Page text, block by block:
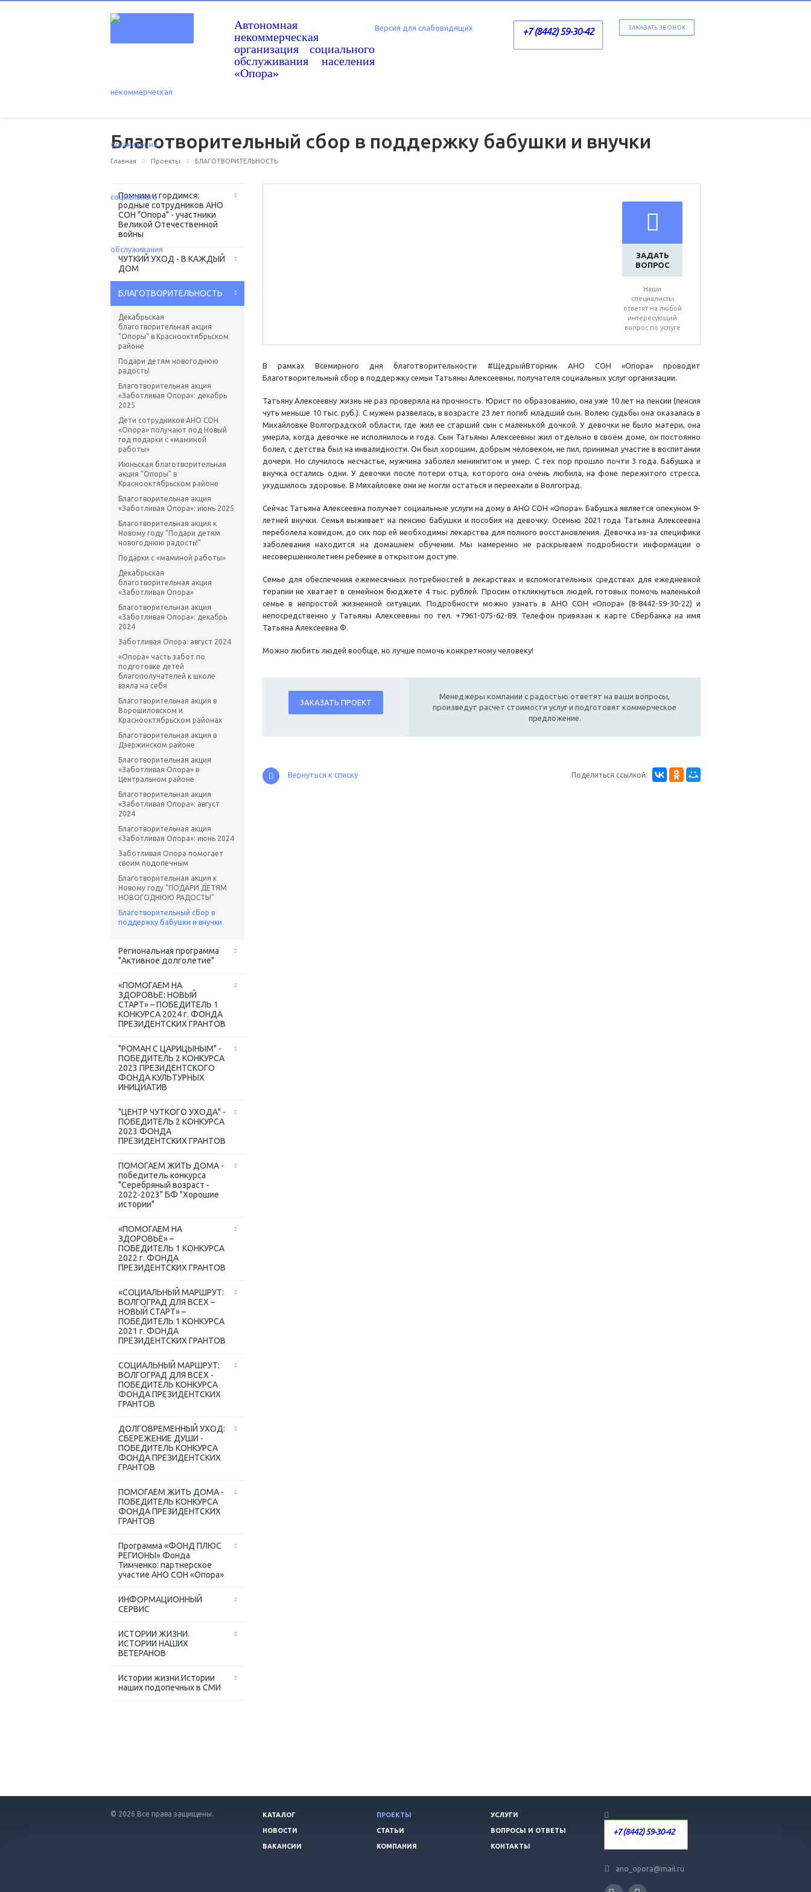
Автономная
некоммерческая
организация социального
обслуживания населения
«Опора»
ЗАКАЗАТЬ ЗВОНОК
+7 (8442) 59-30-42
Версия для слабовидящих
Благотворительный сбор в поддержку бабушки и внучки
Главная Проекты БЛАГОТВОРИТЕЛЬНОСТЬ
Помним и гордимся:
родные сотрудников АНО
СОН "Опора" - участники
Великой Отечественной
войны
ЧУТКИЙ УХОД - В КАЖДЫЙ
ДОМ
БЛАГОТВОРИТЕЛЬНОСТЬ
Декабрьская
благотворительная акция
"Опоры" в Краснооктябрьском
районе
Подари детям новогоднюю
радость!
Благотворительная акция
«Заботливая Опора»: декабрь
2025
Дети сотрудников АНО СОН
«Опора» получают под Новый
год подарки с «маминой
работы»
Июньская благотворительная
акция "Опоры" в
Краснооктябрьском районе
Благотворительная акция
«Заботливая Опора»: июнь 2025
Благотворительная акция к
Новому году "Подари детям
новогоднюю радость!"
Подарки с «маминой работы»
Декабрьская
благотворительная акция
«Заботливая Опора»
Благотворительная акция
«Заботливая Опора»: декабрь
2024
Заботливая Опора: август 2024
«Опора» часть забот по
подготовке детей
благополучателей к школе
взяла на себя
Благотворительная акция в
Ворошиловском и
Краснооктябрьском районах
Благотворительная акция в
Дзержинском районе
Благотворительная акция
«Заботливая Опора» в
Центральном районе
Благотворительная акция
«Заботливая Опора»: август
2024
Благотворительная акция
«Заботливая Опора»: июнь 2024
Заботливая Опора помогает
своим подопечным
Благотворительная акция к
Новому году "ПОДАРИ ДЕТЯМ
НОВОГОДНЮЮ РАДОСТЬ!"
Благотворительный сбор в
поддержку бабушки и внучки
Региональная программа
"Активное долголетие"
«ПОМОГАЕМ НА
ЗДОРОВЬЕ: НОВЫЙ
СТАРТ» – ПОБЕДИТЕЛЬ 1
КОНКУРСА 2024 г. ФОНДА
ПРЕЗИДЕНТСКИХ ГРАНТОВ
"РОМАН С ЦАРИЦЫНЫМ" -
ПОБЕДИТЕЛЬ 2 КОНКУРСА
2023 ПРЕЗИДЕНТСКОГО
ФОНДА КУЛЬТУРНЫХ
ИНИЦИАТИВ
"ЦЕНТР ЧУТКОГО УХОДА" -
ПОБЕДИТЕЛЬ 2 КОНКУРСА
2023 ФОНДА
ПРЕЗИДЕНТСКИХ ГРАНТОВ
ПОМОГАЕМ ЖИТЬ ДОМА -
победитель конкурса
"Серебряный возраст -
2022-2023" БФ "Хорошие
истории"
«ПОМОГАЕМ НА
ЗДОРОВЬЕ» –
ПОБЕДИТЕЛЬ 1 КОНКУРСА
2022 г. ФОНДА
ПРЕЗИДЕНТСКИХ ГРАНТОВ
«СОЦИАЛЬНЫЙ МАРШРУТ:
ВОЛГОГРАД ДЛЯ ВСЕХ –
НОВЫЙ СТАРТ» –
ПОБЕДИТЕЛЬ 1 КОНКУРСА
2021 г. ФОНДА
ПРЕЗИДЕНТСКИХ ГРАНТОВ
СОЦИАЛЬНЫЙ МАРШРУТ:
ВОЛГОГРАД ДЛЯ ВСЕХ -
ПОБЕДИТЕЛЬ КОНКУРСА
ФОНДА ПРЕЗИДЕНТСКИХ
ГРАНТОВ
ДОЛГОВРЕМЕННЫЙ УХОД:
СБЕРЕЖЕНИЕ ДУШИ -
ПОБЕДИТЕЛЬ КОНКУРСА
ФОНДА ПРЕЗИДЕНТСКИХ
ГРАНТОВ
ПОМОГАЕМ ЖИТЬ ДОМА -
ПОБЕДИТЕЛЬ КОНКУРСА
ФОНДА ПРЕЗИДЕНТСКИХ
ГРАНТОВ
Программа «ФОНД ПЛЮС
РЕГИОНЫ» Фонда
Тимченко: партнерское
участие АНО СОН «Опора»
ИНФОРМАЦИОННЫЙ
СЕРВИС
ИСТОРИИ ЖИЗНИ.
ИСТОРИИ НАШИХ
ВЕТЕРАНОВ
Истории жизни.Истории
наших подопечных в СМИ
ЗАДАТЬ
ВОПРОС
Наши
специалисты
ответят на любой
интересующий
вопрос по услуге
В рамках Всемирного дня благотворительности #ЩедрыйВторник АНО СОН «Опора» проводит
Благотворительный сбор в поддержку семьи Татьяны Алексеевны, получателя социальных услуг организации.
Татьяну Алексеевну жизнь не раз проверяла на прочность. Юрист по образованию, она уже 10 лет на пенсии (пенсия
чуть меньше 10 тыс. руб.). С мужем развелась, в возрасте 23 лет погиб младший сын. Волею судьбы она оказалась в
Михайловке Волгоградской области, где жил ее старший сын с маленькой дочкой. У девочки не было матери, она
умерла, когда девочке не исполнилось и года. Сын Татьяны Алексеевны жил отдельно в своём доме, он постоянно
болел, с детства был на инвалидности. Он был хорошим, добрым человеком, не пил, принимал участие в воспитании
дочери. Но случилось несчастье, мужчина заболел менингитом и умер. С тех пор прошло почти 3 года. Бабушка и
внучка остались одни. У девочки после потери отца, которого она очень любила, на фоне пережитого стресса,
ухудшилось здоровье. В Михайловке они не могли остаться и переехали в Волгоград.
Сейчас Татьяна Алексеевна получает социальные услуги на дому в АНО СОН «Опора». Бабушка является опекуном 9-
летней внучки. Семья выживает на пенсию бабушки и пособия на девочку. Осенью 2021 года Татьяна Алексеевна
переболела ковидом, до сих пор ей необходимы лекарства для полного восстановления. Девочка из-за специфики
заболевания находится на домашнем обучении. Мы намеренно не раскрываем подробности информации о
несовершеннолетнем ребенке в открытом доступе.
Семье для обеспечения ежемесячных потребностей в лекарствах и вспомогательных средствах для ежедневной
терапии не хватает в семейном бюджете 4 тыс. рублей. Просим откликнуться людей, готовых помочь маленькой
семье в непростой жизненной ситуации. Подробности можно узнать в АНО СОН «Опора» (8-8442-59-30-22) и
непосредственно у Татьяны Алексеевны по тел. +7961-075-62-89. Телефон привязан к карте Сбербанка на имя
Татьяна Алексеевна Ф.
Можно любить людей вообще, но лучше помочь конкретному человеку!
ЗАКАЗАТЬ ПРОЕКТ
Менеджеры компании с радостью ответят на ваши вопросы,
произведут расчет стоимости услуг и подготовят коммерческое
предложение.
Поделиться ссылкой:
Вернуться к списку
© 2026 Все права защищены. КАТАЛОГ ПРОЕКТЫ УСЛУГИ
НОВОСТИ СТАТЬИ ВОПРОСЫ И ОТВЕТЫ
ВАКАНСИИ КОМПАНИЯ КОНТАКТЫ
+7 (8442) 59-30-42
ano_opora@mail.ru